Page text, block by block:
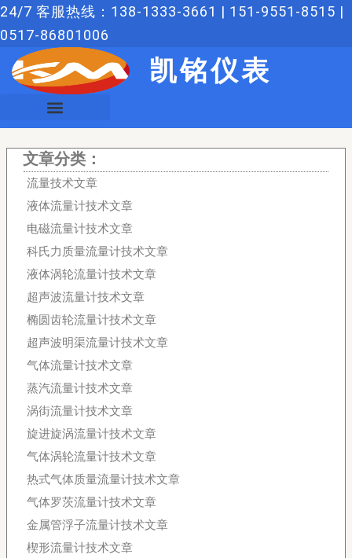
跳
至
24/7 客服热线：138-1333-3661 | 151-9551-8515 |
0517-86801006
凯铭仪表
文章分类：
流量技术文章
液体流量计技术文章
电磁流量计技术文章
科氏力质量流量计技术文章
液体涡轮流量计技术文章
超声波流量计技术文章
椭圆齿轮流量计技术文章
超声波明渠流量计技术文章
气体流量计技术文章
蒸汽流量计技术文章
涡街流量计技术文章
旋进旋涡流量计技术文章
气体涡轮流量计技术文章
热式气体质量流量计技术文章
气体罗茨流量计技术文章
金属管浮子流量计技术文章
楔形流量计技术文章